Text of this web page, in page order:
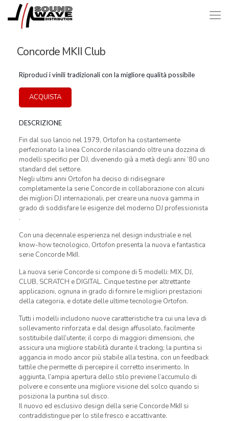
Concorde MKII Club
Riproduci i vinili tradizionali con la migliore qualità possibile
ACQUISTA
DESCRIZIONE
Fin dal suo lancio nel 1979, Ortofon ha costantemente
perfezionato la linea Concorde rilasciando oltre una dozzina di
modelli specifici per DJ, divenendo già a metà degli anni ’80 uno
standard del settore.
Negli ultimi anni Ortofon ha deciso di ridisegnare
completamente la serie Concorde in collaborazione con alcuni
dei migliori DJ internazionali, per creare una nuova gamma in
grado di soddisfare le esigenze del moderno DJ professionista
.
Con una decennale esperienza nel design industriale e nel
know-how tecnologico, Ortofon presenta la nuova e fantastica
serie Concorde MkII.
La nuova serie Concorde si compone di 5 modelli: MIX, DJ,
CLUB, SCRATCH e DIGITAL. Cinque testine per altrettante
applicazioni, ognuna in grado di fornire le migliori prestazioni
della categoria, e dotate delle ultime tecnologie Ortofon.
Tutti i modelli includono nuove caratteristiche tra cui una leva di
sollevamento rinforzata e dal design affusolato, facilmente
sostituibile dall’utente; il corpo di maggiori dimensioni, che
assicura una migliore stabilità durante il tracking; la puntina si
aggancia in modo ancor più stabile alla testina, con un feedback
tattile che permette di percepire il corretto inserimento. In
aggiunta, l’ampia apertura dello stilo previene l’accumulo di
polvere e consente una migliore visione del solco quando si
posiziona la puntina sul disco.
Il nuovo ed esclusivo design della serie Concorde MkII si
contraddistingue per lo stile fresco e accattivante.